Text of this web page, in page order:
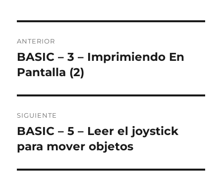
de
entradas
ANTERIOR
Entrada
anterior:
BASIC – 3 – Imprimiendo En
Pantalla (2)
SIGUIENTE
Entrada
siguiente:
BASIC – 5 – Leer el joystick
para mover objetos